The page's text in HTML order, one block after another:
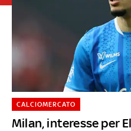
Milan, interesse per
CALCIOMERCATO